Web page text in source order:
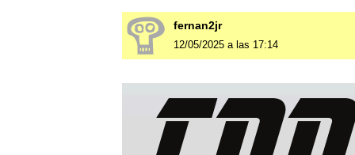
fernan2jr
12/05/2025 a las 17:14